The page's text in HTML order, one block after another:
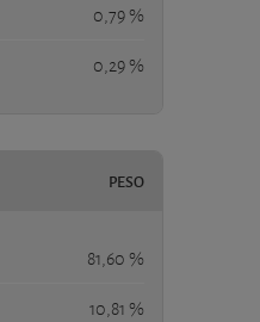
0,79 %
0,29 %
PESO
81,60 %
10,81 %